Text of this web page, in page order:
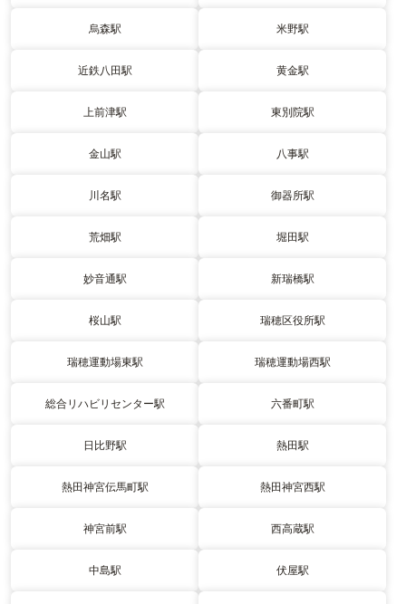
烏森駅 米野駅
近鉄八田駅 黄金駅
上前津駅 東別院駅
金山駅 八事駅
川名駅 御器所駅
荒畑駅 堀田駅
妙音通駅 新瑞橋駅
桜山駅 瑞穂区役所駅
瑞穂運動場東駅 瑞穂運動場西駅
総合リハビリセンター駅 六番町駅
日比野駅 熱田駅
熱田神宮伝馬町駅 熱田神宮西駅
神宮前駅 西高蔵駅
中島駅 伏屋駅